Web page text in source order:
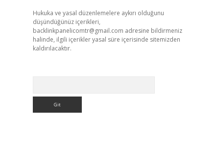
Hukuka ve yasal düzenlemelere aykırı olduğunu
düşündüğünüz içerikleri,
backlinkpanelicomtr@gmail.com adresine bildirmeniz
halinde, ilgili içerikler yasal süre içerisinde sitemizden
kaldırılacaktır.